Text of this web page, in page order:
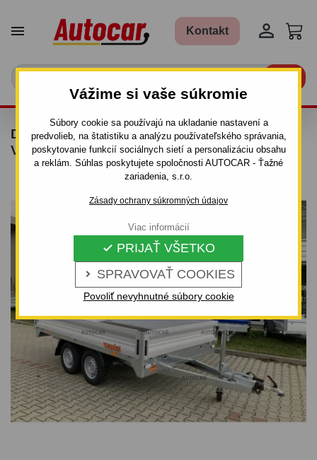
Vážime si vaše súkromie
Súbory cookie sa používajú na ukladanie nastavení a
predvolieb, na štatistiku a analýzu používateľského správania,
poskytovanie funkcií sociálnych sietí a personalizáciu obsahu
a reklám. Súhlas poskytujete spoločnosti AUTOCAR - Ťažné
zariadenia, s.r.o.
Zásady ochrany súkromných údajov
 SPRAVOVAŤ COOKIES
 PRIJAŤ VŠETKO
Povoliť nevyhnutné súbory cookie
Viac informácií
 Kontakt 
DVOJNÁPRAVOVÝ BRZDENÝ PRÍVESNÝ
VOZÍK CARGO F 35.3